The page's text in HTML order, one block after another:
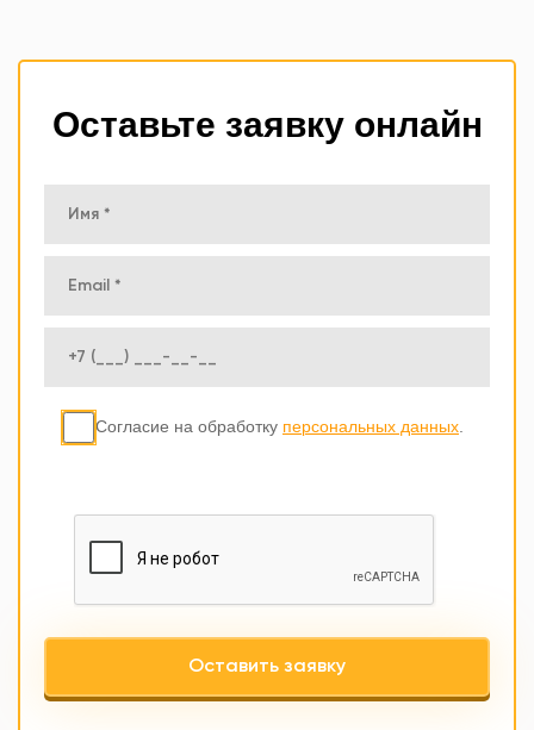
Оставьте заявку онлайн
Согласие на обработку персональных данных.
Оставить заявку